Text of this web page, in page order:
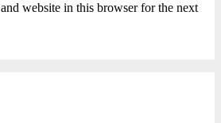
website in this browser for the next